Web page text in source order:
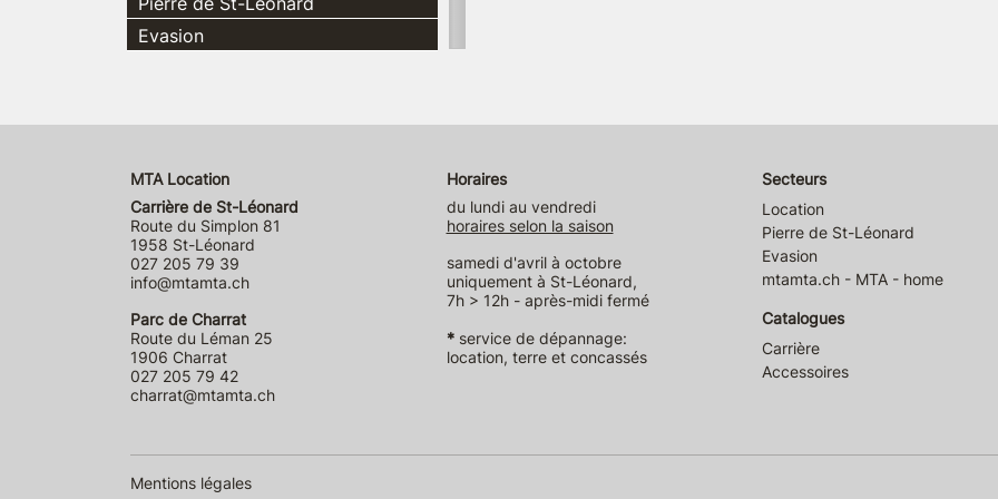
Evasion
MTA Location
Carrière de St-Léonard
Route du Simplon 81
1958 St-Léonard
027 205 79 39
info@mtamta.ch
Parc de Charrat
Route du Léman 25
1906 Charrat
027 205 79 42
charrat@mtamta.ch
Horaires
du lundi au vendredi
horaires selon la saison
samedi d'avril à octobre
uniquement à St-Léonard,
7h > 12h - après-midi fermé
*service de dépannage:
location, terre et concassés
Secteurs
Location
Pierre de St-Léonard
Evasion
mtamta.ch - MTA - home
Catalogues
Carrière
Accessoires
Mentions légales